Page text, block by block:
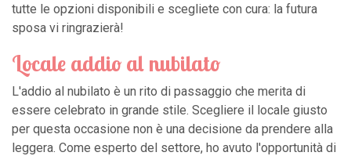
tutte le opzioni disponibili e scegliete con cura: la futura
sposa vi ringrazierà!
Locale addio al nubilato
L'addio al nubilato è un rito di passaggio che merita di
essere celebrato in grande stile. Scegliere il locale giusto
per questa occasione non è una decisione da prendere alla
leggera. Come esperto del settore, ho avuto l'opportunità di